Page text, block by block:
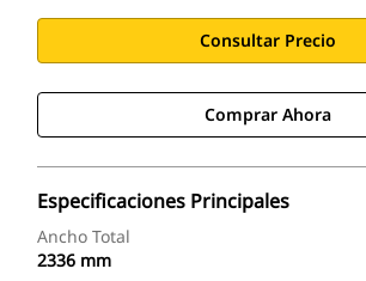
Consultar Precio
Comprar Ahora
Especificaciones Principales
Ancho Total
2336 mm